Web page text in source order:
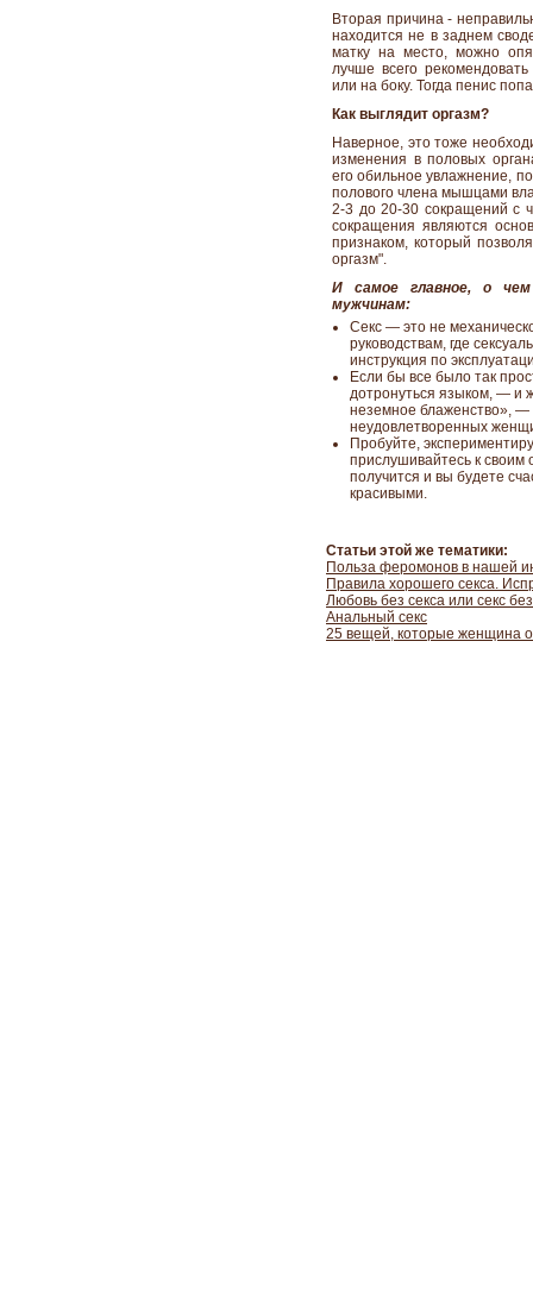
Вторая причина -
находится не в заднем
матку на место, можно
лучше всего
или на боку. Тогда пенис
Как выглядит оргазм?
Наверное, это тоже
изменения в половых
его обильное увлажнение,
полового члена мышцами
2-3 до 20-30 сокращений с
сокращения являются
признаком, который
оргазм".
И самое главное, о
мужчинам:
Секс — это не
руководствам, где
инструкция по
Если бы все было так
дотронуться языком, — и
неземное блаженство», —
неудовлетворенных
Пробуйте,
прислушивайтесь к
получится и вы будете
красивыми.
Статьи этой же тематики:
Польза феромонов в нашей
Правила хорошего секса.
Любовь без секса или секс
Анальный секс
25 вещей, которые женщина